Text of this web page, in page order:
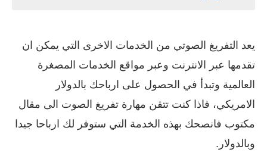
يعد التفريغ الصوتي من الخدمات الاخرى التي يمكن ان
تقدمها عبر الانترنت وعبر مواقع الخدمات المصغرة
العالمية وتبدأ في الحصول على ارباحك بالدولار
الامريكي، فاذا كنت تتقن مهارة تفريغ الصوت الى مقال
مكتوب فانصحك بهذه الخدمة التي ستوفر لك ارباحا جيدا
وبالدولار.